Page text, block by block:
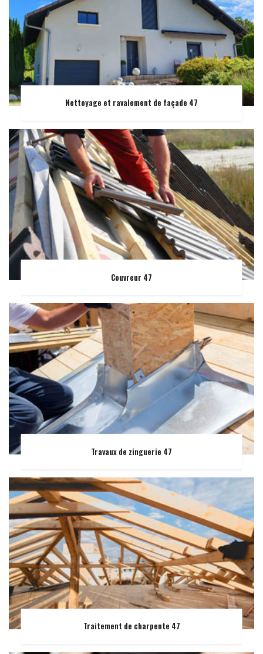
Nettoyage et ravalement de façade 47
Couvreur 47
Travaux de zinguerie 47
Traitement de charpente 47